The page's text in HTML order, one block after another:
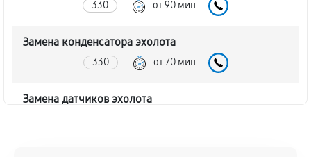
330 от 90 мин
Замена конденсатора эхолота
330 от 70 мин
Замена датчиков эхолота